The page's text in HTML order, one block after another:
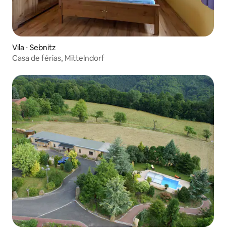
Vila ⋅ Sebnitz
Casa de férias, Mittelndorf